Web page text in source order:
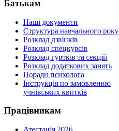
Батькам
Наші документи
Структура навчального року
Розклад дзвінків
Розклад спецкурсiв
Розклад гуртків та секцій
Розклад додаткових занять
Поради психолога
Інструкція по замовленню
учнівських квитків
Працівникам
Атестація 2026